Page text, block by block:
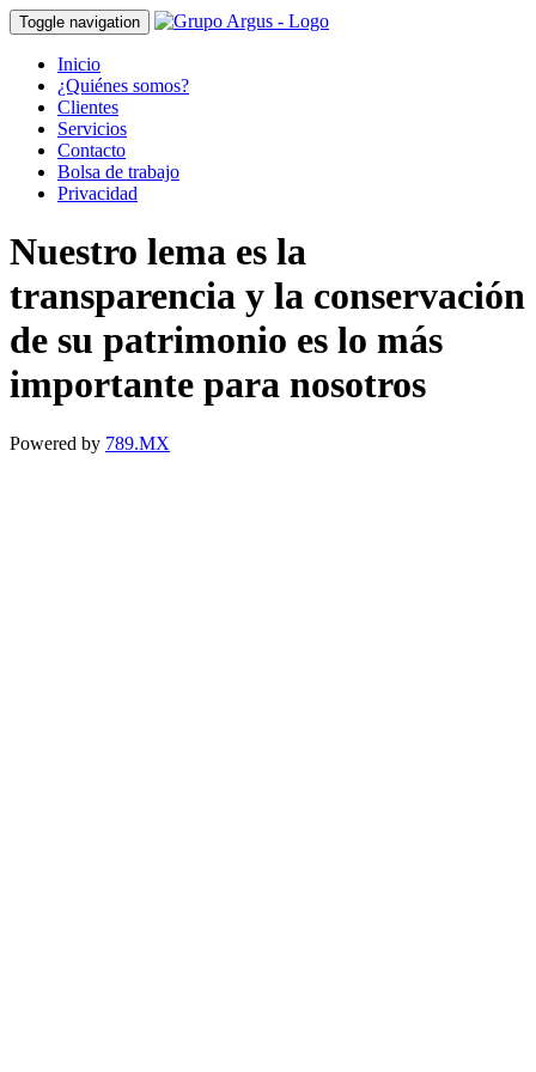
Toggle navigation
Inicio
¿Quiénes somos?
Clientes
Servicios
Contacto
Bolsa de trabajo
Privacidad
Nuestro lema es la
transparencia y la conservación
de su patrimonio es lo más
importante para nosotros
Powered by 789.MX